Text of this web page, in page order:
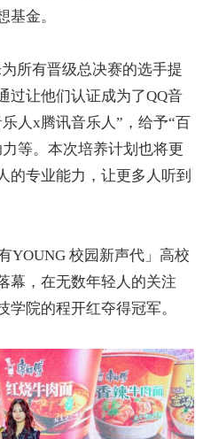
基金。
所有晋级总决赛的选手提
过让他们认证成为了QQ音
人x腾讯音乐人”，给予“百
等。本次培养计划也将更
的专业能力，让更多人听到
YOUNG 校园新声代」高校
幕，在无数年轻人的关注
院的程开红夺得冠军。